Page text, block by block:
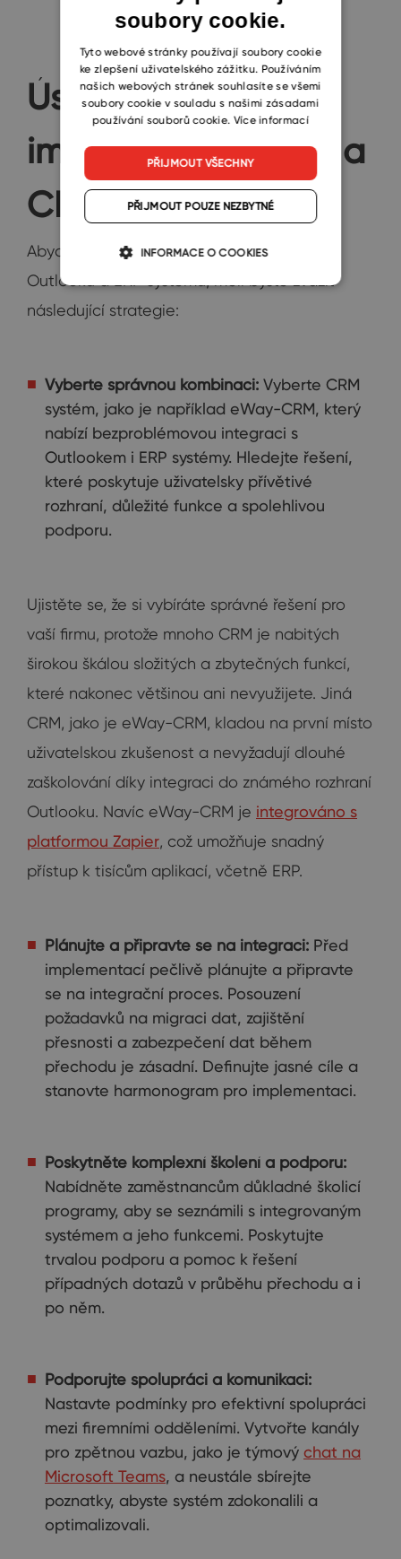
Úspěšné strategie
implementace ERP a
CRM
Abychom zajistili úspěšnou integraci CRM,
Outlooku a ERP systémů, měli byste zvážit
následující strategie:
Vyberte správnou kombinaci: Vyberte CRM
systém, jako je například eWay-CRM, který
nabízí bezproblémovou integraci s
Outlookem i ERP systémy. Hledejte řešení,
které poskytuje uživatelsky přívětivé
rozhraní, důležité funkce a spolehlivou
podporu.
Ujistěte se, že si vybíráte správné řešení pro
vaší firmu, protože mnoho CRM je nabitých
širokou škálou složitých a zbytečných funkcí,
které nakonec většinou ani nevyužijete. Jiná
CRM, jako je eWay-CRM, kladou na první místo
uživatelskou zkušenost a nevyžadují dlouhé
zaškolování díky integraci do známého rozhraní
Outlooku. Navíc eWay-CRM je integrováno s
platformou Zapier, což umožňuje snadný
přístup k tisícům aplikací, včetně ERP.
Plánujte a připravte se na integraci: Před
implementací pečlivě plánujte a připravte
se na integrační proces. Posouzení
požadavků na migraci dat, zajištění
přesnosti a zabezpečení dat během
přechodu je zásadní. Definujte jasné cíle a
stanovte harmonogram pro implementaci.
Poskytněte komplexní školení a podporu:
Nabídněte zaměstnancům důkladné školicí
programy, aby se seznámili s integrovaným
systémem a jeho funkcemi. Poskytujte
trvalou podporu a pomoc k řešení
případných dotazů v průběhu přechodu a i
po něm.
Podporujte spolupráci a komunikaci:
Nastavte podmínky pro efektivní spolupráci
mezi firemními odděleními. Vytvořte kanály
pro zpětnou vazbu, jako je týmový chat na
Microsoft Teams, a neustále sbírejte
poznatky, abyste systém zdokonalili a
optimalizovali.
CZECH
SLOVAK
soubory cookie.
Tyto webové stránky používají soubory cookie
ke zlepšení uživatelského zážitku. Používáním
našich webových stránek souhlasíte se všemi
soubory cookie v souladu s našimi zásadami
používání souborů cookie. Více informací
PŘIJMOUT VŠECHNY
PŘIJMOUT POUZE NEZBYTNÉ
INFORMACE O COOKIES